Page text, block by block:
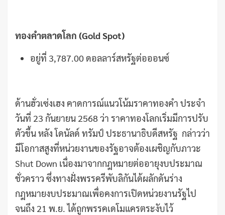
ทองคำตลาดโลก (Gold Spot)
อยู่ที่ 3,787.00 ดอลลาร์สหรัฐต่อออนซ์
ด้านฮั่วเซ่งเฮง คาดการณ์แนวโน้มราคาทองคำ ประจำ
วันที่ 23 กันยายน 2568 ว่า ราคาทองโลกเริ่มมีการปรับ
ตัวขึ้น หลัง โดนัลด์ ทรัมป์ ประธานาธิบดีสหรัฐ กล่าวว่า
มีโอกาสสูงที่หน่วยงานของรัฐอาจต้องเผชิญกับภาวะ
Shut Down เนื่องมาจากกฎหมายต่ออายุงบประมาณ
ชั่วคราว ซึ่งทางฝั่งพรรครีพับลิกันได้ผลักดันร่าง
กฎหมายงบประมาณเพื่อคงการเปิดหน่วยงานรัฐไป
จนถึง 21 พ.ย. ได้ถูกพรรคเดโมแครตระงับไว้